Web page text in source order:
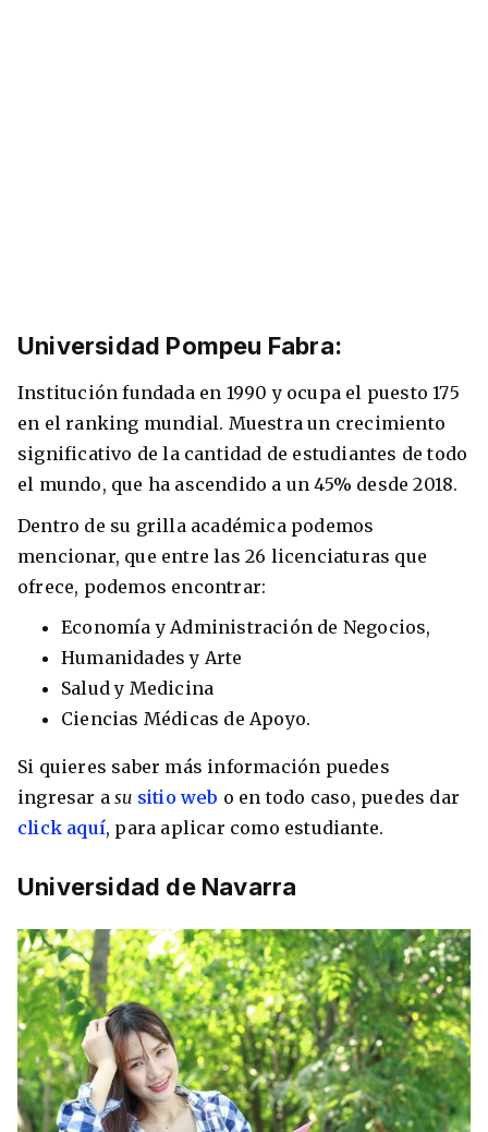
Universidad Pompeu Fabra:
Institución fundada en 1990 y ocupa el puesto 175
en el ranking mundial. Muestra un crecimiento
significativo de la cantidad de estudiantes de todo
el mundo, que ha ascendido a un 45% desde 2018.
Dentro de su grilla académica podemos
mencionar, que entre las 26 licenciaturas que
ofrece, podemos encontrar:
Economía y Administración de Negocios,
Humanidades y Arte
Salud y Medicina
Ciencias Médicas de Apoyo.
Si quieres saber más información puedes
ingresar asu sitio web o en todo caso, puedes dar
click aquí, para aplicar como estudiante.
Universidad de Navarra